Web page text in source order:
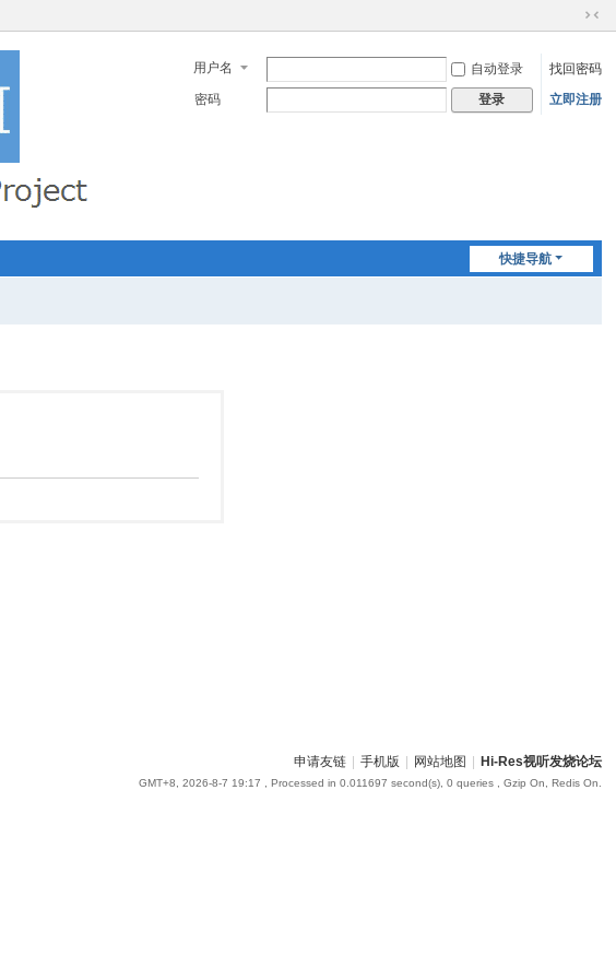
切
到
窄
用户名 自动登录
找回密码
密码
登录 立即注册
快捷导航
申请友链 手机版 网站地图 Hi-Res视听发烧论坛
GMT+8, 2026-8-7 19:17 , Processed in 0.011697 second(s), 0 queries , Gzip On, Redis On.